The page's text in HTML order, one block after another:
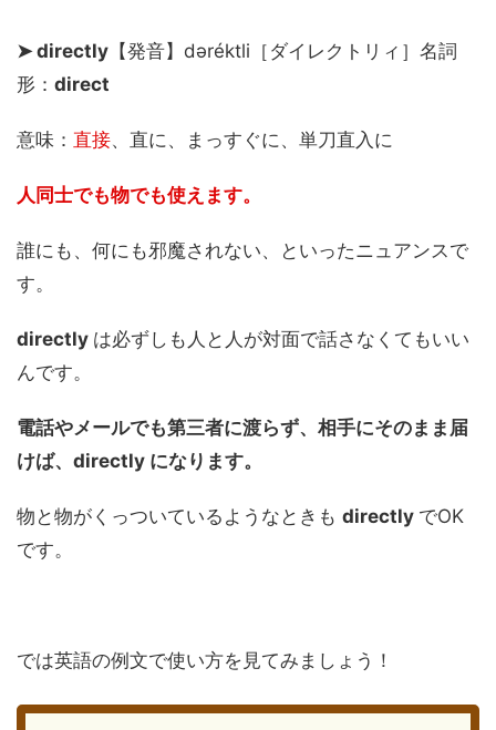
➤ directly 【発音】dəréktli［ダイレクトリィ］名詞
形： direct
意味： 直接、直に、まっすぐに、単刀直入に
人同士でも物でも使えます。
誰にも、何にも邪魔されない、といったニュアンスで
す。
directly は必ずしも人と人が対面で話さなくてもいい
んです。
電話やメールでも第三者に渡らず、相手にそのまま届
けば、directly になります。
物と物がくっついているようなときも directly でOK
です。
では英語の例文で使い方を見てみましょう！